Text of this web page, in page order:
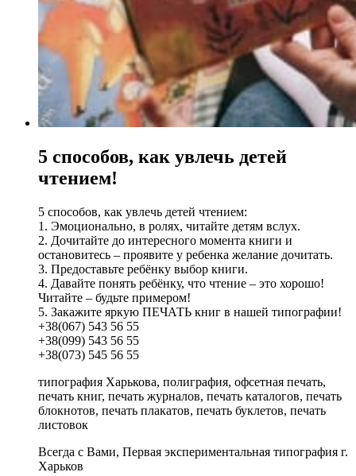
5 способов, как увлечь детей
чтением!
5 способов, как увлечь детей чтением:
1. Эмоционально, в ролях, читайте детям вслух.
2. Дочитайте до интересного момента книги и
остановитесь – проявите у ребенка желание дочитать.
3. Предоставьте ребёнку выбор книги.
4. Давайте понять ребёнку, что чтение – это хорошо!
Читайте – будьте примером!
5. Закажите яркую ПЕЧАТЬ книг в нашей типографии!
+38(067) 543 56 55
+38(099) 543 56 55
+38(073) 545 56 55
типография Харькова, полиграфия, офсетная печать,
печать книг, печать журналов, печать каталогов, печать
блокнотов, печать плакатов, печать буклетов, печать
листовок
Всегда с Вами, Первая экспериментальная типография г.
Харьков